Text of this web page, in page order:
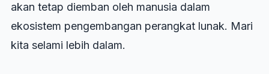
akan tetap diemban oleh manusia dalam
ekosistem pengembangan perangkat lunak. Mari
kita selami lebih dalam.